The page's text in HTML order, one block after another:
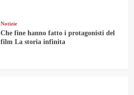
Notizie
Che fine hanno fatto i protagonisti del
film La storia infinita